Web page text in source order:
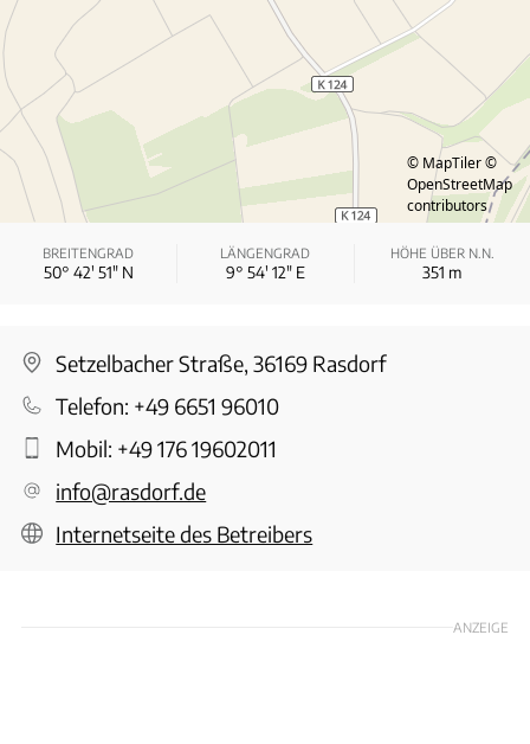
© MapTiler ©
OpenStreetMap
contributors
BREITENGRAD
50° 42′ 51″ N
LÄNGENGRAD
9° 54′ 12″ E
HÖHE ÜBER N.N.
351 m
Setzelbacher Straße, 36169 Rasdorf
Telefon: +49 6651 96010
Mobil: +49 176 19602011
info@rasdorf.de
Internetseite des Betreibers
ANZEIGE